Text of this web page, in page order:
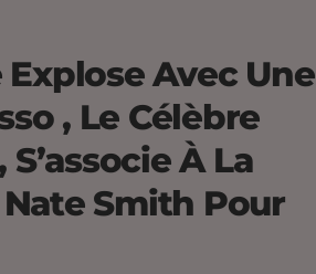
Avec Une
, Le Célèbre
À La
Smith Pour